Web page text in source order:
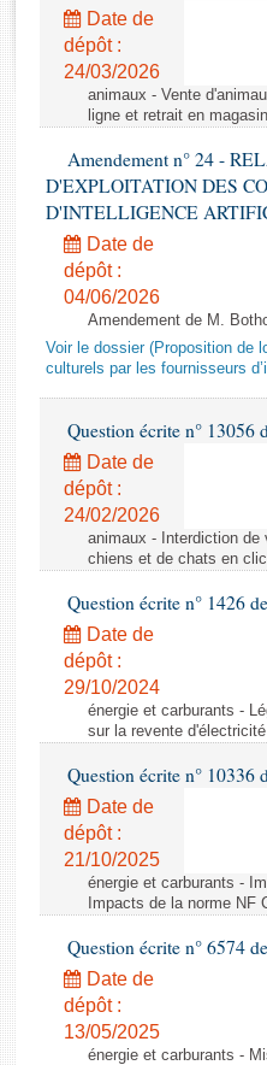
Rapports législatifs
Rapports sur l'application des
Baromètre de l’application
Dossiers législatifs
Budget et sécurité sociale
Questions écrites et orales
Comptes rendus des débats
Date de
dépôt :
24/03/2026
animaux - Vente
ligne et retrait en
Amendement n° 24 -
D'EXPLOITATION DES
D'INTELLIGENCE
Date de
dépôt :
04/06/2026
Amendement de M.
Voir le dossier (Proposition de
culturels par les fournisseurs
Question écrite n° 13056
Date de
dépôt :
24/02/2026
animaux - Interdiction
chiens et de chats en
Question écrite n° 1426
Date de
dépôt :
29/10/2024
énergie et carburants -
sur la revente
Question écrite n°
Date de
dépôt :
21/10/2025
énergie et carburants -
Impacts de la norme NF
Question écrite n° 6574
Date de
dépôt :
13/05/2025
énergie et carburants -